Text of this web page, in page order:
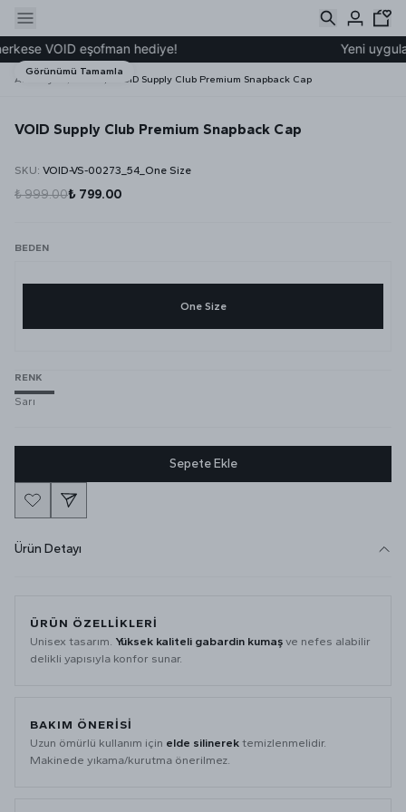
VOID eşofman hediye! Yeni
Ana Sayfa VOID Supply Club Premium Snapback Cap
Görünümü Tamamla
VOID Supply Club Premium Snapback Cap
SKU: VOID-VS-00273_54_One Size
₺ 999.00₺ 799.00
BEDEN
One Size
RENK
Sarı
Sepete Ekle
Ürün Detayı
ÜRÜN ÖZELLİKLERİ
Unisex tasarım. Yüksek kaliteli gabardin kumaş ve nefes alabilir
delikli yapısıyla konfor sunar.
BAKIM ÖNERİSİ
Uzun ömürlü kullanım için elde silinerek temizlenmelidir.
Makinede yıkama/kurutma önerilmez.